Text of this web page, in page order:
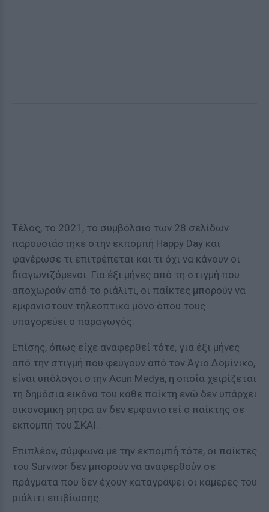
Τέλος, το 2021, το συμβόλαιο των 28 σελίδων
παρουσιάστηκε στην εκπομπή Happy Day και
φανέρωσε τι επιτρέπεται και τι όχι να κάνουν οι
διαγωνιζόμενοι. Για έξι μήνες από τη στιγμή που
αποχωρούν από το ριάλιτι, οι παίκτες μπορούν να
εμφανιστούν τηλεοπτικά μόνο όπου τους
υπαγορεύει ο παραγωγός.
Επίσης, όπως είχε αναφερθεί τότε, για έξι μήνες
από την στιγμή που φεύγουν από τον Άγιο Δομίνικο,
είναι υπόλογοι στην Acun Medya, η οποία χειρίζεται
τη δημόσια εικόνα του κάθε παίκτη ενώ δεν υπάρχει
οικονομική ρήτρα αν δεν εμφανιστεί ο παίκτης σε
εκπομπή του ΣΚΑΙ.
Επιπλέον, σύμφωνα με την εκπομπή τότε, οι παίκτες
του Survivor δεν μπορούν να αναφερθούν σε
πράγματα που δεν έχουν καταγράψει οι κάμερες του
ριάλιτι επιβίωσης.